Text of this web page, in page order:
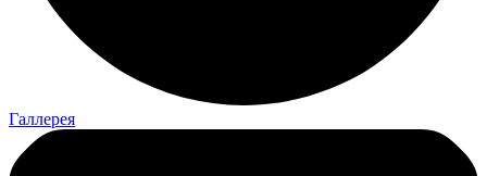
Галлерея